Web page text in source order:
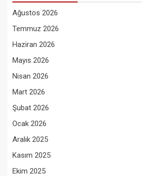
Ağustos 2026
Temmuz 2026
Haziran 2026
Mayıs 2026
Nisan 2026
Mart 2026
Şubat 2026
Ocak 2026
Aralık 2025
Kasım 2025
Ekim 2025